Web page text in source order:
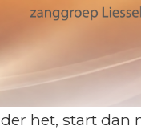
het, start dan